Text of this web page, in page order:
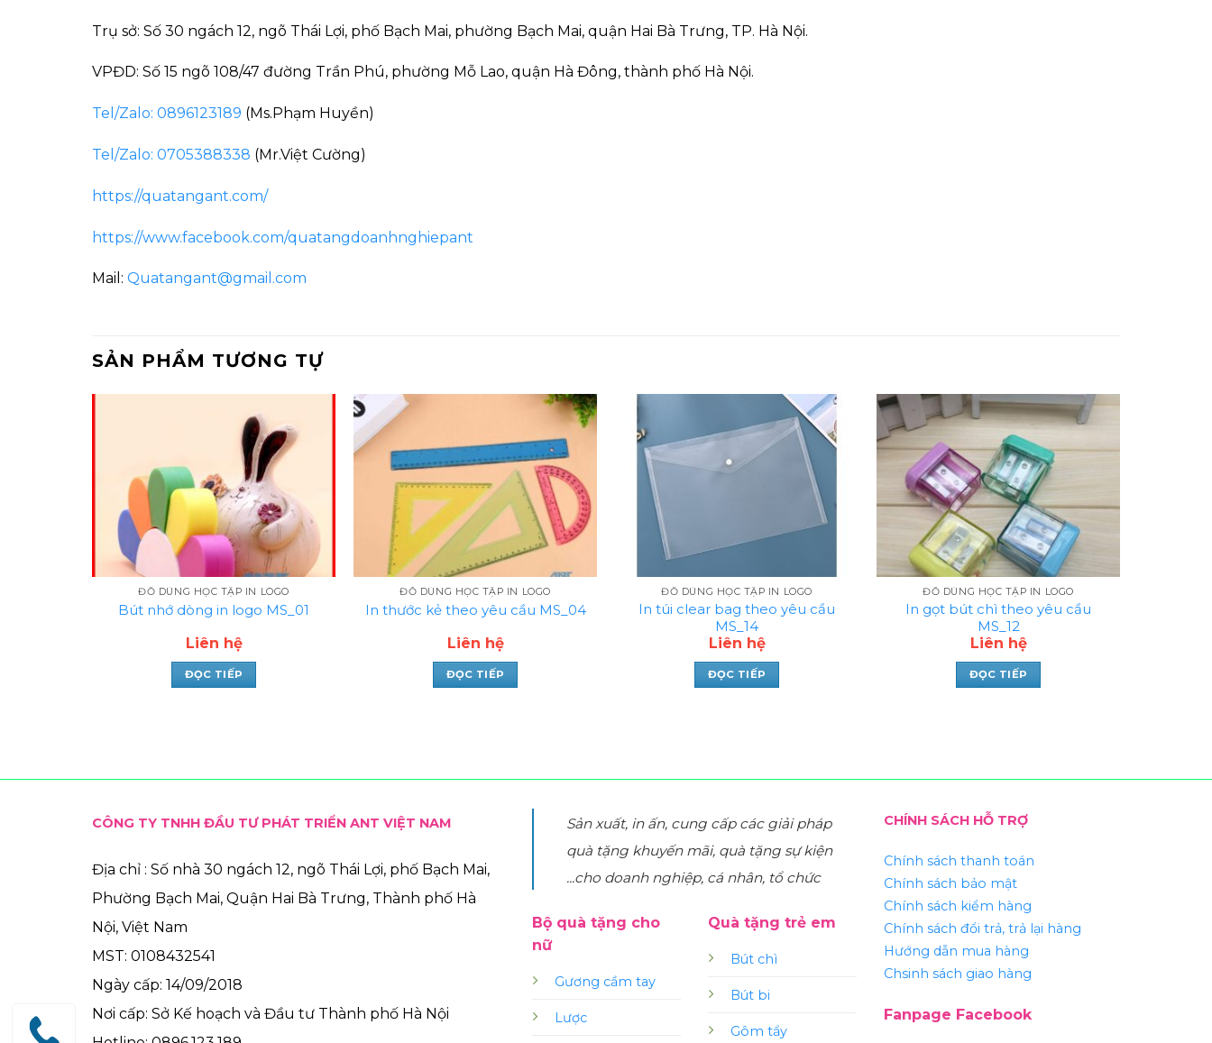
Trụ sở: Số 30 ngách 12, ngõ Thái Lợi, phố Bạch Mai, phường Bạch Mai, quận Hai Bà Trưng, TP. Hà Nội.
VPĐD: Số 15 ngõ 108/47 đường Trần Phú, phường Mỗ Lao, quận Hà Đông, thành phố Hà Nội.
Tel/Zalo: 0896123189 (Ms.Phạm Huyền)
Tel/Zalo: 0705388338 (Mr.Việt Cường)
https://quatangant.com/
https://www.facebook.com/quatangdoanhnghiepant
Mail: Quatangant@gmail.com
SẢN PHẨM TƯƠNG TỰ
ĐỒ DÙNG HỌC TẬP IN LOGO
Bút nhớ dòng in logo MS_01
Liên hệ
ĐỌC TIẾP
ĐỒ DÙNG HỌC TẬP IN LOGO
In thước kẻ theo yêu cầu MS_04
Liên hệ
ĐỌC TIẾP
ĐỒ DÙNG HỌC TẬP IN LOGO
In túi clear bag theo yêu cầu
MS_14
Liên hệ
ĐỌC TIẾP
ĐỒ DÙNG HỌC TẬP IN LOGO
In gọt bút chì theo yêu cầu
MS_12
Liên hệ
ĐỌC TIẾP
CÔNG TY TNHH ĐẦU TƯ PHÁT TRIỂN ANT VIỆT NAM
Địa chỉ : Số nhà 30 ngách 12, ngõ Thái Lợi, phố Bạch Mai,
Phường Bạch Mai, Quận Hai Bà Trưng, Thành phố Hà
Nội, Việt Nam
MST: 0108432541
Ngày cấp: 14/09/2018
Nơi cấp: Sở Kế hoạch và Đầu tư Thành phố Hà Nội
Sản xuất, in ấn, cung cấp các giải pháp
quà tặng khuyến mãi, quà tặng sự kiện
...cho doanh nghiệp, cá nhân, tổ chức
Bộ quà tặng cho
nữ
Gương cầm tay
Lược
Quà tặng trẻ em
Bút chì
Bút bi
Gôm tẩy
CHÍNH SÁCH HỖ TRỢ
Chính sách thanh toán
Chính sách bảo mật
Chính sách kiểm hàng
Chính sách đổi trả, trả lại hàng
Hướng dẫn mua hàng
Chsinh sách giao hàng
Fanpage Facebook